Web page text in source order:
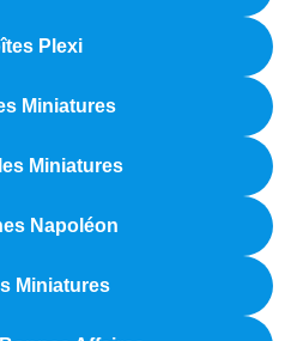
Plexi
Miniatures
Miniatures
Napoléon
Miniatures